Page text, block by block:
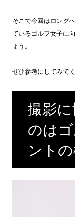
そこで今回はロング
ているゴルフ女子に
ょう。
ぜひ参考にしてみてく
撮影
のは
ント